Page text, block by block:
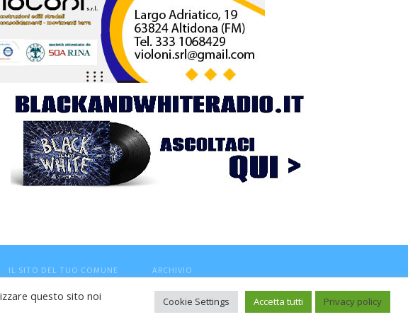
IL SITO DEL TUO COMUNE ARCHIVIO
giornalistica, aut. Trib.Fermo n.04/2010 del 05/08/2010
questo sito noi
Cookie Settings Accetta tutti Privacy policy